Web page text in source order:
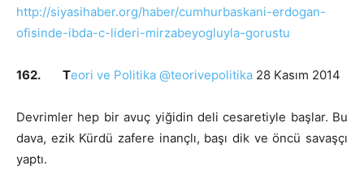
http://siyasihaber.org/haber/cumhurbaskani-erdogan-
ofisinde-ibda-c-lideri-mirzabeyogluyla-gorustu
162. Teori ve Politika @teorivepolitika 28 Kasım 2014
Devrimler hep bir avuç yiğidin deli cesaretiyle başlar. Bu
dava, ezik Kürdü zafere inançlı, başı dik ve öncü savaşçı
yaptı.